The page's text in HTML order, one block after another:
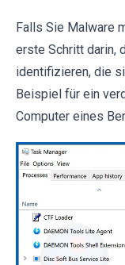
Falls Sie Malware
erste Schritt darin,
identifizieren, die
Beispiel für ein
Computer eines